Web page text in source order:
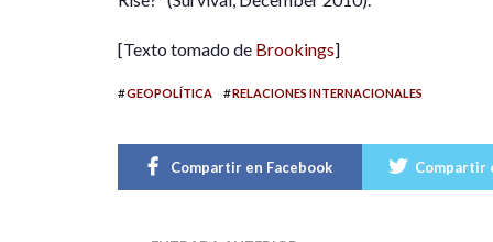
[Texto tomado de Brookings]
#GEOPOLÍTICA #RELACIONES INTERNACIONALES
Compartir en Facebook Compartir